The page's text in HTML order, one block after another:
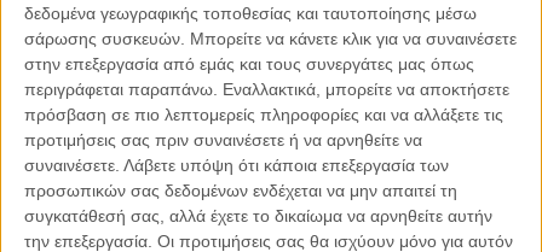
δεδομένα γεωγραφικής τοποθεσίας και ταυτοποίησης μέσω
σάρωσης συσκευών. Μπορείτε να κάνετε κλικ για να συναινέσετε
στην επεξεργασία από εμάς και τους συνεργάτες μας όπως
περιγράφεται παραπάνω. Εναλλακτικά, μπορείτε να αποκτήσετε
πρόσβαση σε πιο λεπτομερείς πληροφορίες και να αλλάξετε τις
προτιμήσεις σας πριν συναινέσετε ή να αρνηθείτε να
συναινέσετε. Λάβετε υπόψη ότι κάποια επεξεργασία των
προσωπικών σας δεδομένων ενδέχεται να μην απαιτεί τη
συγκατάθεσή σας, αλλά έχετε το δικαίωμα να αρνηθείτε αυτήν
την επεξεργασία. Οι προτιμήσεις σας θα ισχύουν μόνο για αυτόν
29.07.2026, 11:20
Η κρίση της προσδοκίας
Κάθε εποχή έχει τη δική της μεγάλη πολιτική κρίση. Άλλοτε ήταν η κρίση
της νομιμοποίησης. Άλλοτε η κρίση της αντιπροσώπευσης...